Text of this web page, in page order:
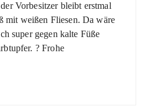
Vorbesitzer bleibt erstmal
mit weißen Fliesen. Da wäre
super gegen kalte Füße
? Frohe